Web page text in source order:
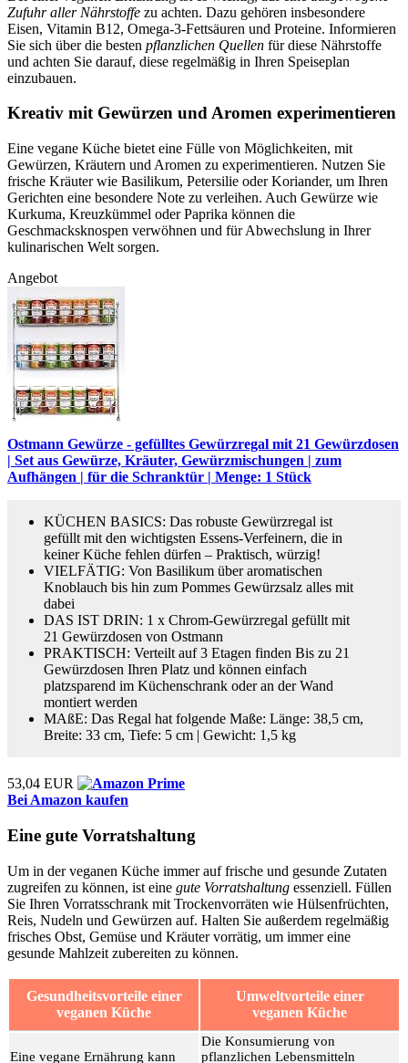
Zufuhr aller Nährstoffe zu achten. Dazu gehören insbesondere
Eisen, Vitamin B12, Omega-3-Fettsäuren und Proteine. Informieren
Sie sich über die besten pflanzlichen Quellen für diese Nährstoffe
und achten Sie darauf, diese regelmäßig in Ihren Speiseplan
einzubauen.
Kreativ mit Gewürzen und Aromen experimentieren
Eine vegane Küche bietet eine Fülle von Möglichkeiten, mit
Gewürzen, Kräutern und Aromen zu experimentieren. Nutzen Sie
frische Kräuter wie Basilikum, Petersilie oder Koriander, um Ihren
Gerichten eine besondere Note zu verleihen. Auch Gewürze wie
Kurkuma, Kreuzkümmel oder Paprika können die
Geschmacksknospen verwöhnen und für Abwechslung in Ihrer
kulinarischen Welt sorgen.
Angebot
Ostmann Gewürze - gefülltes Gewürzregal mit 21 Gewürzdosen
| Set aus Gewürze, Kräuter, Gewürzmischungen | zum
Aufhängen | für die Schranktür | Menge: 1 Stück
KÜCHEN BASICS: Das robuste Gewürzregal ist
gefüllt mit den wichtigsten Essens-Verfeinern, die in
keiner Küche fehlen dürfen – Praktisch, würzig!
VIELFÄTIG: Von Basilikum über aromatischen
Knoblauch bis hin zum Pommes Gewürzsalz alles mit
dabei
DAS IST DRIN: 1 x Chrom-Gewürzregal gefüllt mit
21 Gewürzdosen von Ostmann
PRAKTISCH: Verteilt auf 3 Etagen finden Bis zu 21
Gewürzdosen Ihren Platz und können einfach
platzsparend im Küchenschrank oder an der Wand
montiert werden
MAßE: Das Regal hat folgende Maße: Länge: 38,5 cm,
Breite: 33 cm, Tiefe: 5 cm | Gewicht: 1,5 kg
53,04 EUR
Bei Amazon kaufen
Eine gute Vorratshaltung
Um in der veganen Küche immer auf frische und gesunde Zutaten
zugreifen zu können, ist eine gute Vorratshaltung essenziell. Füllen
Sie Ihren Vorratsschrank mit Trockenvorräten wie Hülsenfrüchten,
Reis, Nudeln und Gewürzen auf. Halten Sie außerdem regelmäßig
frisches Obst, Gemüse und Kräuter vorrätig, um immer eine
gesunde Mahlzeit zubereiten zu können.
Gesundheitsvorteile einer
veganen Küche
Umweltvorteile einer
veganen Küche
Eine vegane Ernährung kann
Die Konsumierung von
pflanzlichen Lebensmitteln